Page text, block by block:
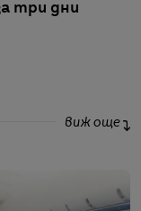
три дни
виж още